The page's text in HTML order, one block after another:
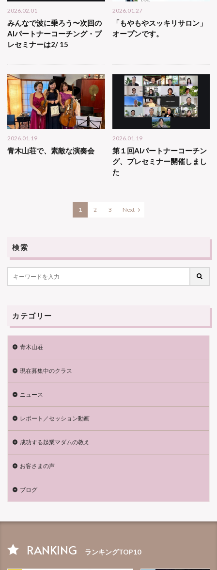
2026.02.01
みんなで波に乗ろう〜次回の
AIパートナーコーチング・プ
レセミナーは2/ 15
2026.01.27
「もやもやスッキリサロン」
オープンです。
2026.01.19
青木山荘で、素敵な演奏会
2026.01.19
第１回AIパートナーコーチン
グ、プレセミナー開催しまし
た
1 2 3 Next
検索
カテゴリー
青木山荘
現在募集中のクラス
ニュース
レポート／セッション動画
成功する起業マダムの教え
お客さまの声
ブログ
RANKING ランキングTOP10